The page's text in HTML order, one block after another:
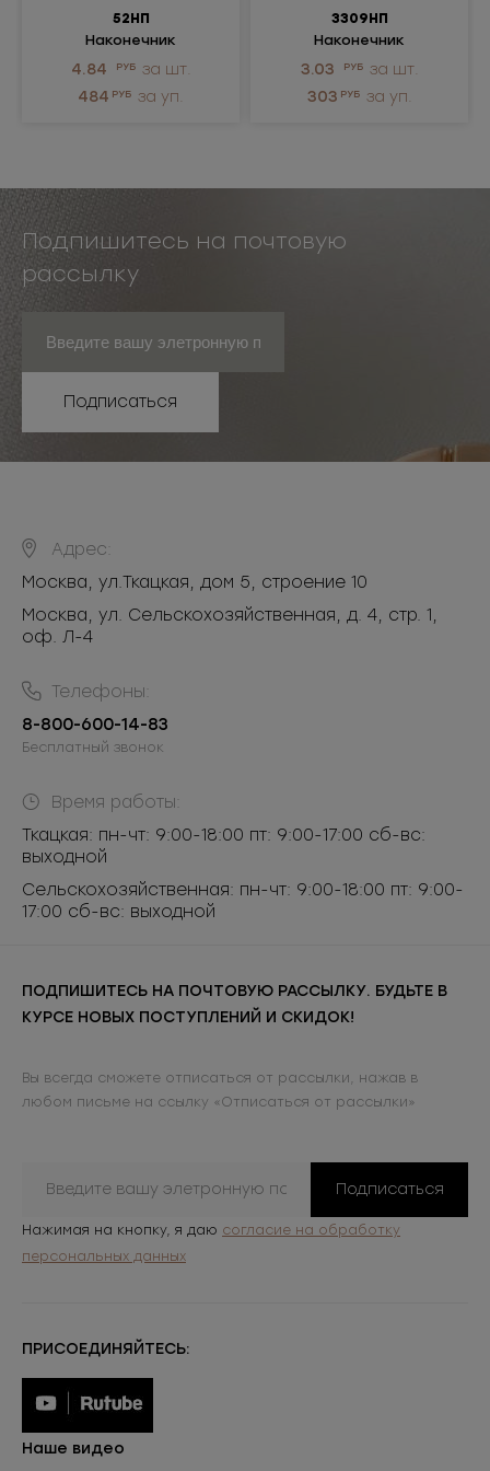
52НП
Наконечник
пластиковый
4.84 РУБ за шт.
484 РУБ за уп.
3309НП
Наконечник
пластиковый
3.03 РУБ за шт.
303 РУБ за уп.
Подпишитесь на почтовую
рассылку
Подписаться
Адрес:
Москва, ул.Ткацкая, дом 5, строение 10
Москва, ул. Сельскохозяйственная, д. 4, стр. 1,
оф. Л-4
Телефоны:
8-800-600-14-83
Бесплатный звонок
Время работы:
Ткацкая: пн-чт: 9:00-18:00 пт: 9:00-17:00 сб-вс:
выходной
Сельскохозяйственная: пн-чт: 9:00-18:00 пт: 9:00-
17:00 сб-вс: выходной
ПОДПИШИТЕСЬ НА ПОЧТОВУЮ РАССЫЛКУ. БУДЬТЕ В
КУРСЕ НОВЫХ ПОСТУПЛЕНИЙ И СКИДОК!
Вы всегда сможете отписаться от рассылки, нажав в
любом письме на ссылку «Отписаться от рассылки»
Подписаться
Нажимая на кнопку, я даю согласие на обработку
персональных данных
ПРИСОЕДИНЯЙТЕСЬ:
Наше видео